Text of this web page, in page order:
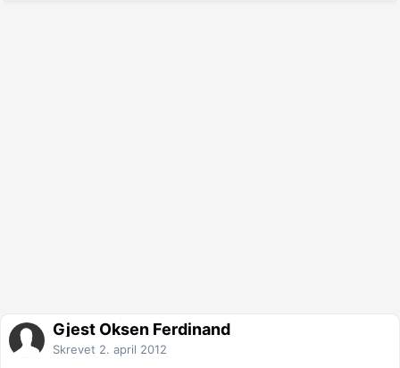
Gjest Oksen Ferdinand
Skrevet 2. april 2012